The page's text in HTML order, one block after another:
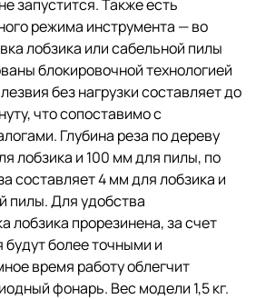
запустится. Также есть
режима инструмента — во
лобзика или сабельной пилы
блокировочной технологией
без нагрузки составляет до
что сопоставимо с
Глубина реза по дереву
лобзика и 100 мм для пилы, по
составляет 4 мм для лобзика и
пилы. Для удобства
лобзика прорезинена, за счет
более точными и
время работу облегчит
фонарь. Вес модели 1,5 кг.